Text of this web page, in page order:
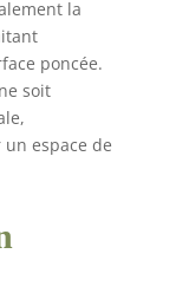
en Ø
de
clé à
changer
Ne laisse
santé :
la
poncée.
soit
espace de